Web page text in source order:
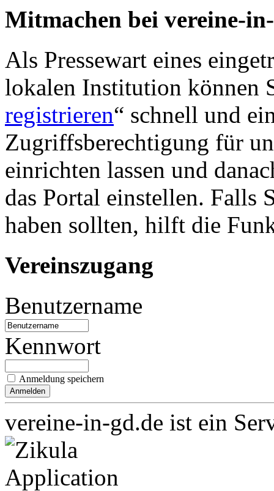
Mitmachen bei vereine-
Als Pressewart eines
lokalen Institution können
registrieren“ schnell und
Zugriffsberechtigung für
einrichten lassen und
das Portal einstellen. Falls
haben sollten, hilft die
Vereinszugang
Benutzername
Kennwort
Anmeldung speichern
vereine-in-gd.de ist ein